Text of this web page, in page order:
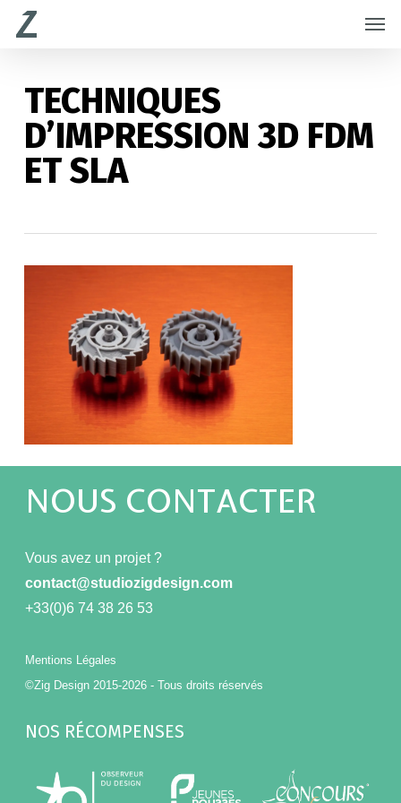
Skip
contentTECHNIQUES
D’IMPRESSION 3D FDM
ET SLA
NOUS CONTACTER
Vous avez un projet ?
contact@studiozigdesign.com
+33(0)6 74 38 26 53
Mentions Légales
©Zig Design 2015-2026 - Tous droits réservés
NOS RÉCOMPENSES